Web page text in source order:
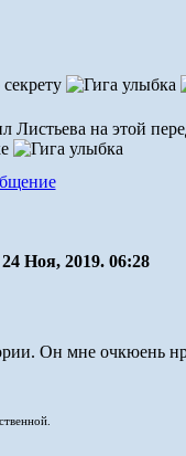
на этой
Ноя, 2019. 06:28
Он мне очкюень